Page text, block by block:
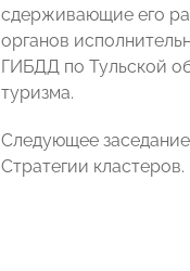
сдерживающие его
органов
ГИБДД по Тульской
туризма.
Следующее
Стратегии кластеров.